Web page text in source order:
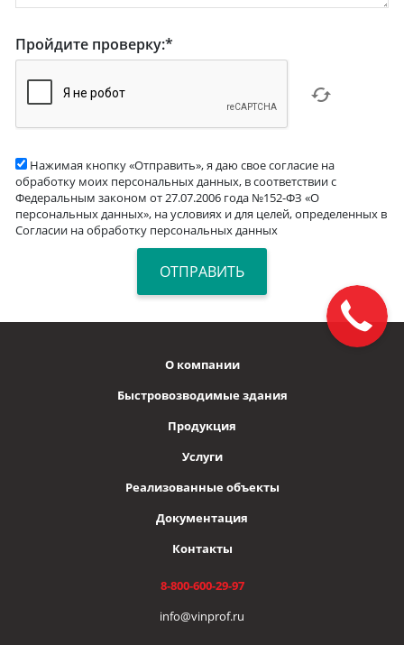
Пройдите проверку:*
Нажимая кнопку «Отправить», я даю свое согласие на
обработку моих персональных данных, в соответствии с
Федеральным законом от 27.07.2006 года №152-ФЗ «О
персональных данных», на условиях и для целей, определенных в
Согласии на обработку персональных данных
О компании
Быстровозводимые здания
Продукция
Услуги
Реализованные объекты
Документация
Контакты
8-800-600-29-97
info@vinprof.ru